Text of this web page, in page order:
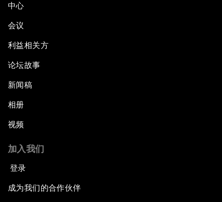
中心
会议
利益相关方
论坛故事
新闻稿
相册
视频
加入我们
登录
成为我们的合作伙伴